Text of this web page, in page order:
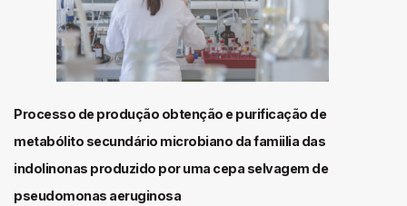
Processo de produção obtenção e purificação de
metabólito secundário microbiano da famiilia das
indolinonas produzido por uma cepa selvagem de
pseudomonas aeruginosa